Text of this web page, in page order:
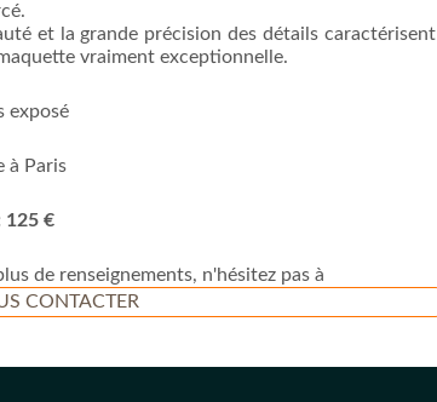
et la grande précision des détails caractérisent
vraiment exceptionnelle.
exposé
à Paris
125 €
de renseignements, n'hésitez pas à
CONTACTER